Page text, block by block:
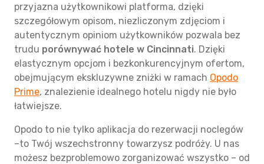
przyjazna użytkownikowi platforma, dzięki
szczegółowym opisom, niezliczonym zdjęciom i
autentycznym opiniom użytkowników pozwala bez
trudu porównywać hotele w Cincinnati. Dzięki
elastycznym opcjom i bezkonkurencyjnym ofertom,
obejmującym ekskluzywne zniżki w ramach Opodo
Prime, znalezienie idealnego hotelu nigdy nie było
łatwiejsze.
Opodo to nie tylko aplikacja do rezerwacji noclegów
–to Twój wszechstronny towarzysz podróży. U nas
możesz bezproblemowo zorganizować wszystko – od